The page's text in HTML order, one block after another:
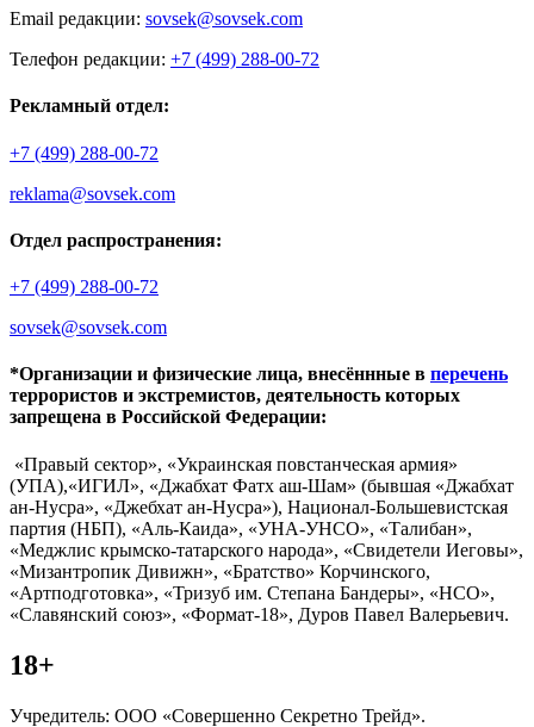
Email редакции: sovsek@sovsek.com
Телефон редакции: +7 (499) 288-00-72
Рекламный отдел:
+7 (499) 288-00-72
reklama@sovsek.com
Отдел распространения:
+7 (499) 288-00-72
sovsek@sovsek.com
*Организации и физические лица, внесённные в перечень
террористов и экстремистов, деятельность которых
запрещена в Российской Федерации:
«Правый сектор», «Украинская повстанческая армия»
(УПА),«ИГИЛ», «Джабхат Фатх аш-Шам» (бывшая «Джабхат
ан-Нусра», «Джебхат ан-Нусра»), Национал-Большевистская
партия (НБП), «Аль-Каида», «УНА-УНСО», «Талибан»,
«Меджлис крымско-татарского народа», «Свидетели Иеговы»,
«Мизантропик Дивижн», «Братство» Корчинского,
«Артподготовка», «Тризуб им. Степана Бандеры», «НСО»,
«Славянский союз», «Формат-18», Дуров Павел Валерьевич.
18+
Учредитель: ООО «Совершенно Секретно Трейд».